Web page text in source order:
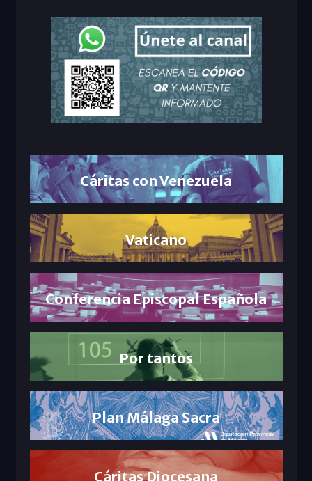
Cáritas con Venezuela
Vaticano
Conferencia Episcopal Española
Por tantos
Plan Málaga Sacra
Cáritas Diocesana